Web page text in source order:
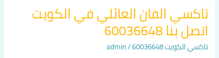
تاكسي الفان العائلي في الكويت
اتصل بنا 60036648
تاكسي الكويت 60036648 /
admin